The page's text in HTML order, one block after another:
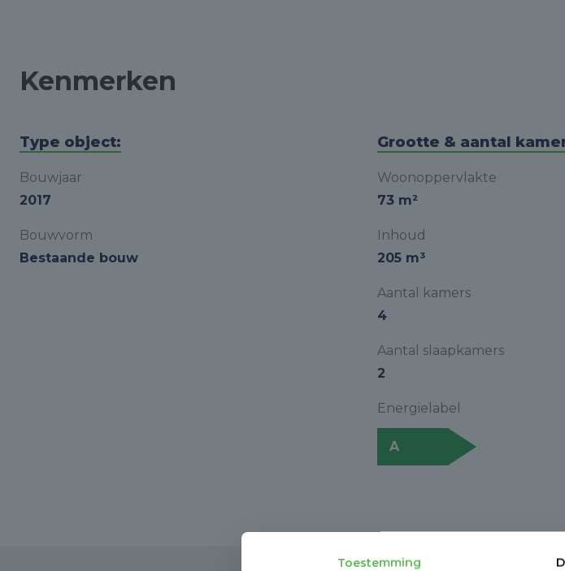
Kenmerken
Type object:
Bouwjaar
2017
Bouwvorm
Bestaande bouw
Grootte & aantal
Woonoppervlakte
73 m²
Inhoud
205 m³
Aantal kamers
4
Aantal slaapkamers
2
Energielabel
A
Toestemming